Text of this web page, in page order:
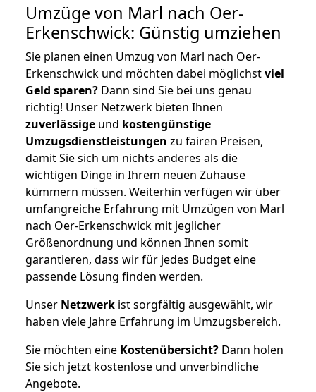
Umzüge von Marl nach Oer-
Erkenschwick: Günstig umziehen
Sie planen einen Umzug von Marl nach Oer-
Erkenschwick und möchten dabei möglichstviel
Geld sparen? Dann sind Sie bei uns genau
richtig! Unser Netzwerk bieten Ihnen
zuverlässige und kostengünstige
Umzugsdienstleistungen zu fairen Preisen,
damit Sie sich um nichts anderes als die
wichtigen Dinge in Ihrem neuen Zuhause
kümmern müssen. Weiterhin verfügen wir über
umfangreiche Erfahrung mit Umzügen von Marl
nach Oer-Erkenschwick mit jeglicher
Größenordnung und können Ihnen somit
garantieren, dass wir für jedes Budget eine
passende Lösung finden werden.
Unser Netzwerk ist sorgfältig ausgewählt, wir
haben viele Jahre Erfahrung im Umzugsbereich.
Sie möchten eine Kostenübersicht? Dann holen
Sie sich jetzt kostenlose und unverbindliche
Angebote.